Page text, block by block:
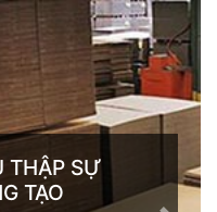
THẬP SỰ
TẠO